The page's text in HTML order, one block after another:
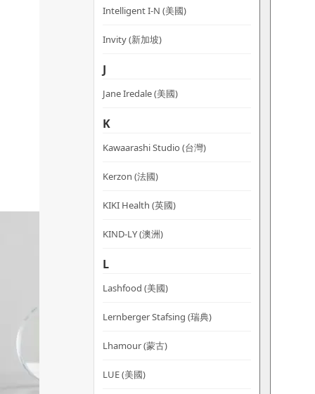
Intelligent I-N (美國)
Invity (新加坡)
J
Jane Iredale (美國)
K
Kawaarashi Studio (台灣)
Kerzon (法國)
KIKI Health (英國)
KIND-LY (澳洲)
L
Lashfood (美國)
Lernberger Stafsing (瑞典)
Lhamour (蒙古)
LUE (美國)